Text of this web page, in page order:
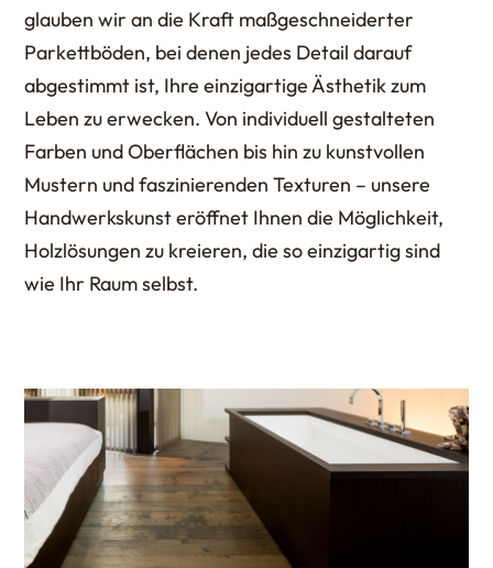
glauben wir an die Kraft maßgeschneiderter
Parkettböden, bei denen jedes Detail darauf
abgestimmt ist, Ihre einzigartige Ästhetik zum
Leben zu erwecken. Von individuell gestalteten
Farben und Oberflächen bis hin zu kunstvollen
Mustern und faszinierenden Texturen – unsere
Handwerkskunst eröffnet Ihnen die Möglichkeit,
Holzlösungen zu kreieren, die so einzigartig sind
wie Ihr Raum selbst.